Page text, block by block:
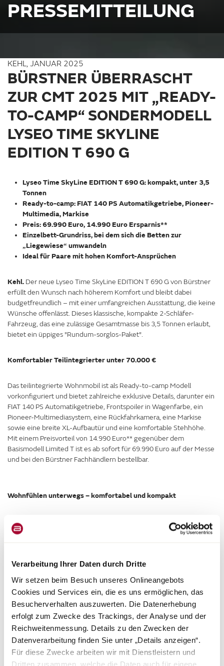
Verarbeitung Ihrer Daten durch Dritte
Wir setzen beim Besuch unseres Onlineangebots
Cookies und Services ein, die es uns ermöglichen, das
Besucherverhalten auszuwerten. Die Datenerhebung
erfolgt zum Zwecke des Trackings, der Analyse und der
Reichweitenmessung. Details zu den Zwecken der
Datenverarbeitung finden Sie unter „Details anzeigen“.
Für diese Zwecke arbeiten wir mit Dienstleistern und
Dritten zusammen, welche die Daten auch für eigene
PRESSEMITTEILUNG
KEHL, JANUAR 2025
BÜRSTNER ÜBERRASCHT
ZUR CMT 2025 MIT „READY-
TO-CAMP“ SONDERMODELL
LYSEO TIME SKYLINE
EDITION T 690 G
Lyseo Time SkyLine EDITION T 690 G: kompakt, unter 3,5
Tonnen
Ready-to-camp: FIAT 140 PS Automatikgetriebe, Pioneer-
Multimedia, Markise
Preis: 69.990 Euro, 14.990 Euro Ersparnis**
Einzelbett-Grundriss, bei dem sich die Betten zur
„Liegewiese“ umwandeln
Ideal für Paare mit hohen Komfort-Ansprüchen
Kehl. Der neue Lyseo Time SkyLine EDITION T 690 G von Bürstner
erfüllt den Wunsch nach höherem Komfort und bleibt dabei
budgetfreundlich – mit einer umfangreichen Ausstattung, die keine
Wünsche offenlässt. Dieses klassische, kompakte 2-Schläfer-
Fahrzeug, das eine zulässige Gesamtmasse bis 3,5 Tonnen erlaubt,
bietet ein üppiges "Rundum-sorglos-Paket".
Komfortabler Teilintegrierter unter 70.000 €
Das teilintegrierte Wohnmobil ist als Ready-to-camp Modell
vorkonfiguriert und bietet zahlreiche exklusive Details, darunter ein
FIAT 140 PS Automatikgetriebe, Frontspoiler in Wagenfarbe, ein
Pioneer-Multimediasystem, eine Rückfahrkamera, eine Markise
sowie eine breite XL-Aufbautür und eine komfortable Stehhöhe.
Mit einem Preisvorteil von 14.990 Euro** gegenüber dem
Basismodell Limited T ist es ab sofort für 69.990 Euro auf der Messe
und bei den Bürstner Fachhändlern bestellbar.
Wohnfühlen unterwegs – komfortabel und kompakt
Das Bürstner-typische Wohnfühl-Gefühl unterwegs wird durch den
Einzelbett-Grundriss mit gut zugänglicher Heckgarage und einem
großen Doppelbett umgewandelt werden. Die strapazierfähigen
Möbelfronten schaffen eine wohnliche, moderne Atmosphäre.
Mit kompakten Abmessungen von 6,98 Metern Länge, 2,32 Metern
Breite und einer Fahrzeughöhe von unter 3 Metern ist der Lyseo
Time SkyLine EDITION T 690 G ideal für Paare, die wendig und leicht
unterwegs sein wollen.